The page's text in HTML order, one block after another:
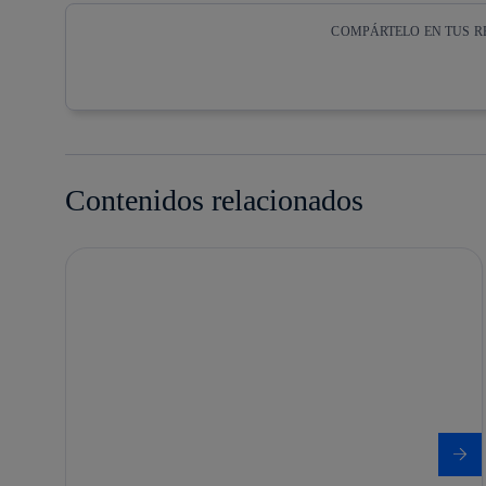
COMPÁRTELO EN TUS
Contenidos relacionados